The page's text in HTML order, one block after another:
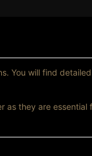
You will find
as they are essential